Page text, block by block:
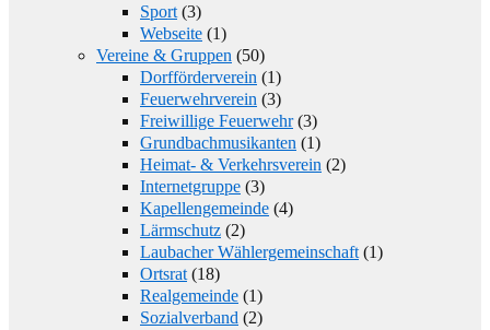
Sport (3)
Webseite (1)
Vereine & Gruppen (50)
Dorfförderverein (1)
Feuerwehrverein (3)
Freiwillige Feuerwehr(3)
Grundbachmusikanten (1)
Heimat- & Verkehrsverein (2)
Internetgruppe (3)
Kapellengemeinde (4)
Lärmschutz (2)
Laubacher Wählergemeinschaft (1)
Ortsrat (18)
Realgemeinde (1)
Sozialverband (2)